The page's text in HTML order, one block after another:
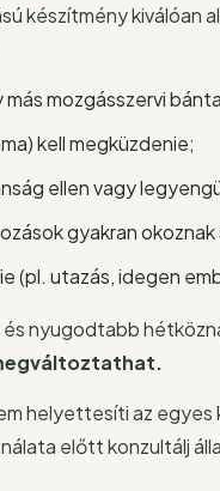
készítmény kiválóan
mozgásszervi
kell megküzdenie;
ellen vagy
gyakran
(pl. utazás, idegen
nyugodtabb
helyettesíti az
előtt konzultálj